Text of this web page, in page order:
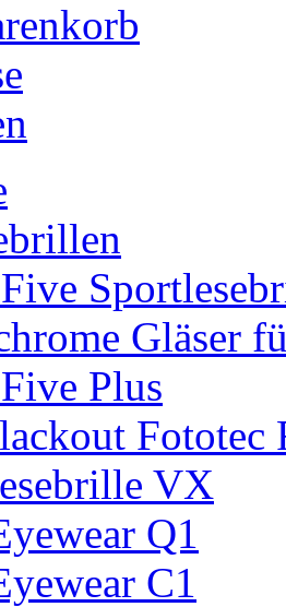
Gläser
Plus
Fototec
VX
Q1
C1